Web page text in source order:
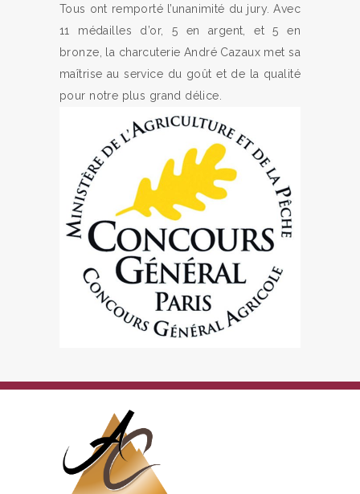
Tous ont remporté l’unanimité du jury. Avec
11 médailles d’or, 5 en argent, et 5 en
bronze, la charcuterie André Cazaux met sa
maîtrise au service du goût et de la qualité
pour notre plus grand délice.